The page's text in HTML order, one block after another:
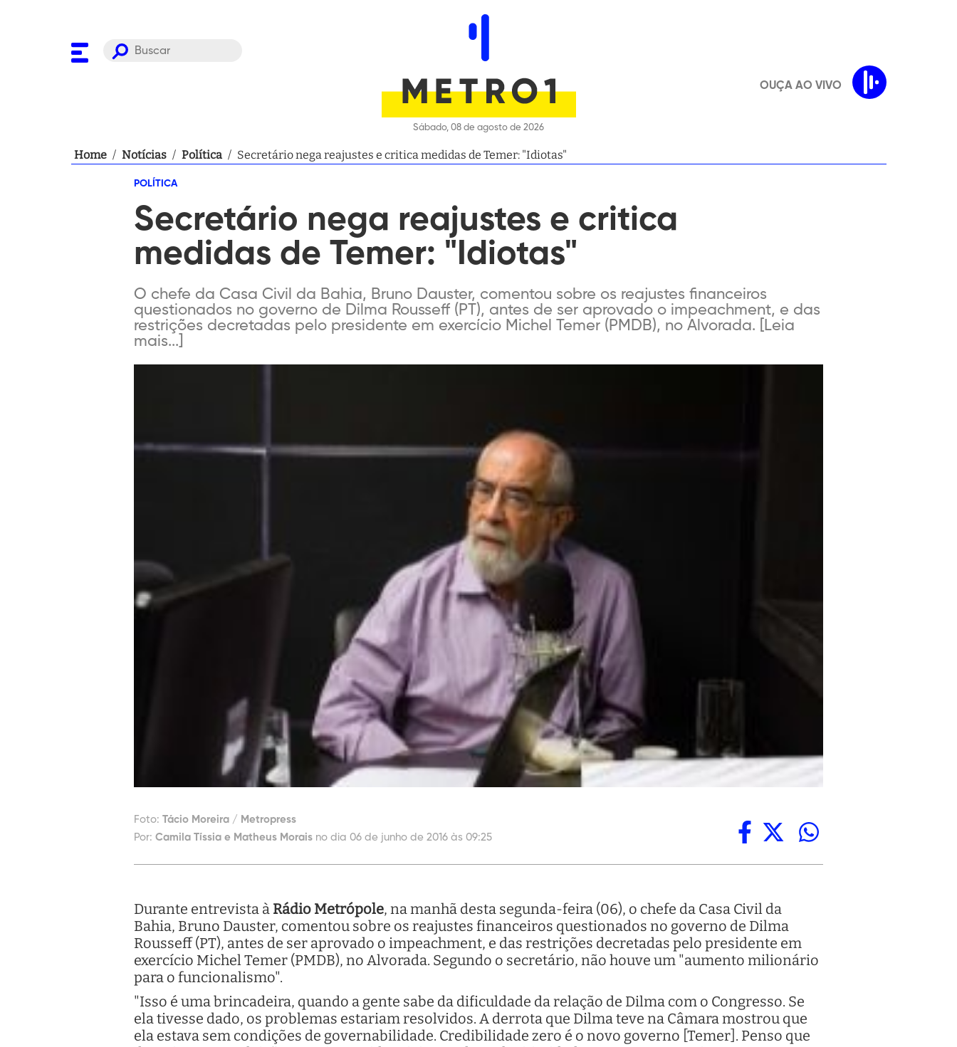
Sábado, 08 de agosto de 2026
OUÇA AO VIVO
Home / Notícias / Política / Secretário nega reajustes e critica medidas de Temer: "Idiotas"
POLÍTICA
Secretário nega reajustes e critica
medidas de Temer: "Idiotas"
O chefe da Casa Civil da Bahia, Bruno Dauster, comentou sobre os reajustes financeiros
questionados no governo de Dilma Rousseff (PT), antes de ser aprovado o impeachment, e das
restrições decretadas pelo presidente em exercício Michel Temer (PMDB), no Alvorada. [Leia
mais...]
Foto: Tácio Moreira / Metropress
Por: Camila Tíssia e Matheus Morais no dia 06 de junho de 2016 às 09:25
Durante entrevista à Rádio Metrópole, na manhã desta segunda-feira (06), o chefe da Casa Civil da
Bahia, Bruno Dauster, comentou sobre os reajustes financeiros questionados no governo de Dilma
Rousseff (PT), antes de ser aprovado o impeachment, e das restrições decretadas pelo presidente em
exercício Michel Temer (PMDB), no Alvorada. Segundo o secretário, não houve um "aumento milionário
para o funcionalismo".
"Isso é uma brincadeira, quando a gente sabe da dificuldade da relação de Dilma com o Congresso. Se
ela tivesse dado, os problemas estariam resolvidos. A derrota que Dilma teve na Câmara mostrou que
ela estava sem condições de governabilidade. Credibilidade zero é o novo governo [Temer]. Penso que